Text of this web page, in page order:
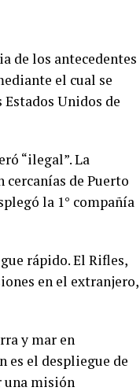
de los antecedentes
el cual se
Unidos de
“ilegal”. La
de Puerto
la 1° compañía
rápido. El Rifles,
en el extranjero,
y mar en
el despliegue de
una misión